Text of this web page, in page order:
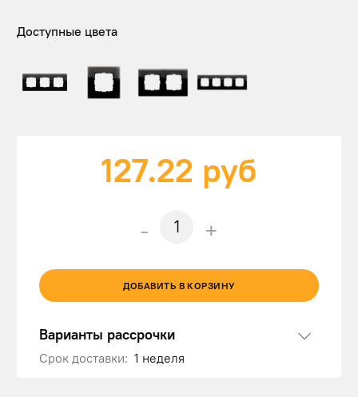
Доступные цвета
127.22 руб
- +
ДОБАВИТЬ В КОРЗИНУ
Варианты рассрочки
Срок доставки: 1 неделя